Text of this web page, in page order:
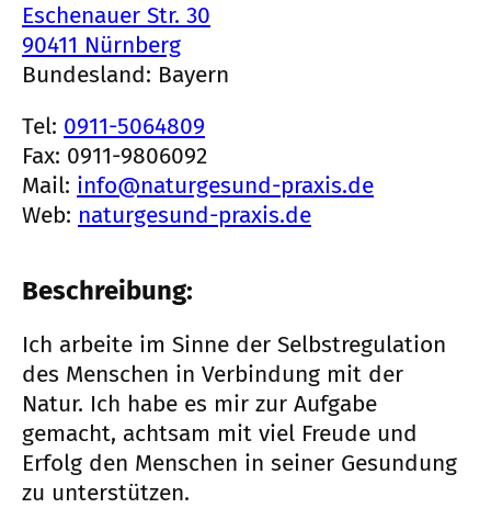
Eschenauer Str. 30
90411 Nürnberg
Bundesland: Bayern
Tel: 0911-5064809
Fax: 0911-9806092
Mail: info@naturgesund-praxis.de
Web: naturgesund-praxis.de
Beschreibung:
Ich arbeite im Sinne der Selbstregulation
des Menschen in Verbindung mit der
Natur. Ich habe es mir zur Aufgabe
gemacht, achtsam mit viel Freude und
Erfolg den Menschen in seiner Gesundung
zu unterstützen.